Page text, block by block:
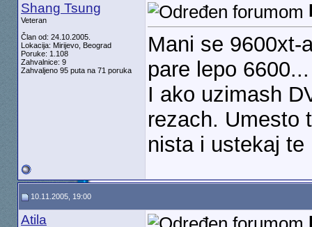
Shang Tsung
Veteran
Član od: 24.10.2005.
Lokacija: Mirijevo, Beograd
Poruke: 1.108
Zahvalnice: 9
Zahvaljeno 95 puta na 71 poruka
Mani se 9600xt-
pare lepo 6600...
I ako uzimash
rezach. Umesto
nista i ustekaj te
10.11.2005, 19:00
Atila